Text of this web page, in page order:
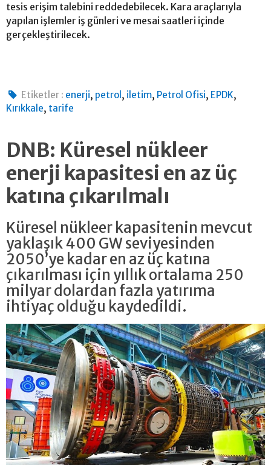
tesis erişim talebini reddedebilecek. Kara araçlarıyla
yapılan işlemler iş günleri ve mesai saatleri içinde
gerçekleştirilecek.
Etiketler : enerji, petrol , iletim, Petrol Ofisi, EPDK,
Kırıkkale, tarife
DNB: Küresel nükleer
enerji kapasitesi en az üç
katına çıkarılmalı
Küresel nükleer kapasitenin mevcut
yaklaşık 400 GW seviyesinden
2050’ye kadar en az üç katına
çıkarılması için yıllık ortalama 250
milyar dolardan fazla yatırıma
ihtiyaç olduğu kaydedildi.